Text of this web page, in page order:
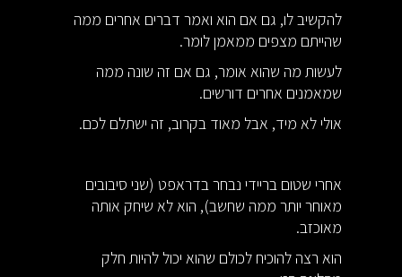
להקשיב לו, גם אם הוא ואמר דברים אחרים ממה
שהייתם מצפים ממאמן לומר.
לעשות מה שהוא אומר, גם אם זה שונה ממה
שמאמנים אחרים דורשים.
אולי לא מיד, אבל מאוד בקרוב, זה ישתלם לכם.
אחרי שטום בריידי נבחר בדראפט (שני סיבובים
מאוחר יותר ממה שחשב), הוא לא שיחק אותה
מאוכזב.
הוא רצה להוכיח לכולם שהוא יכול להיות חלק